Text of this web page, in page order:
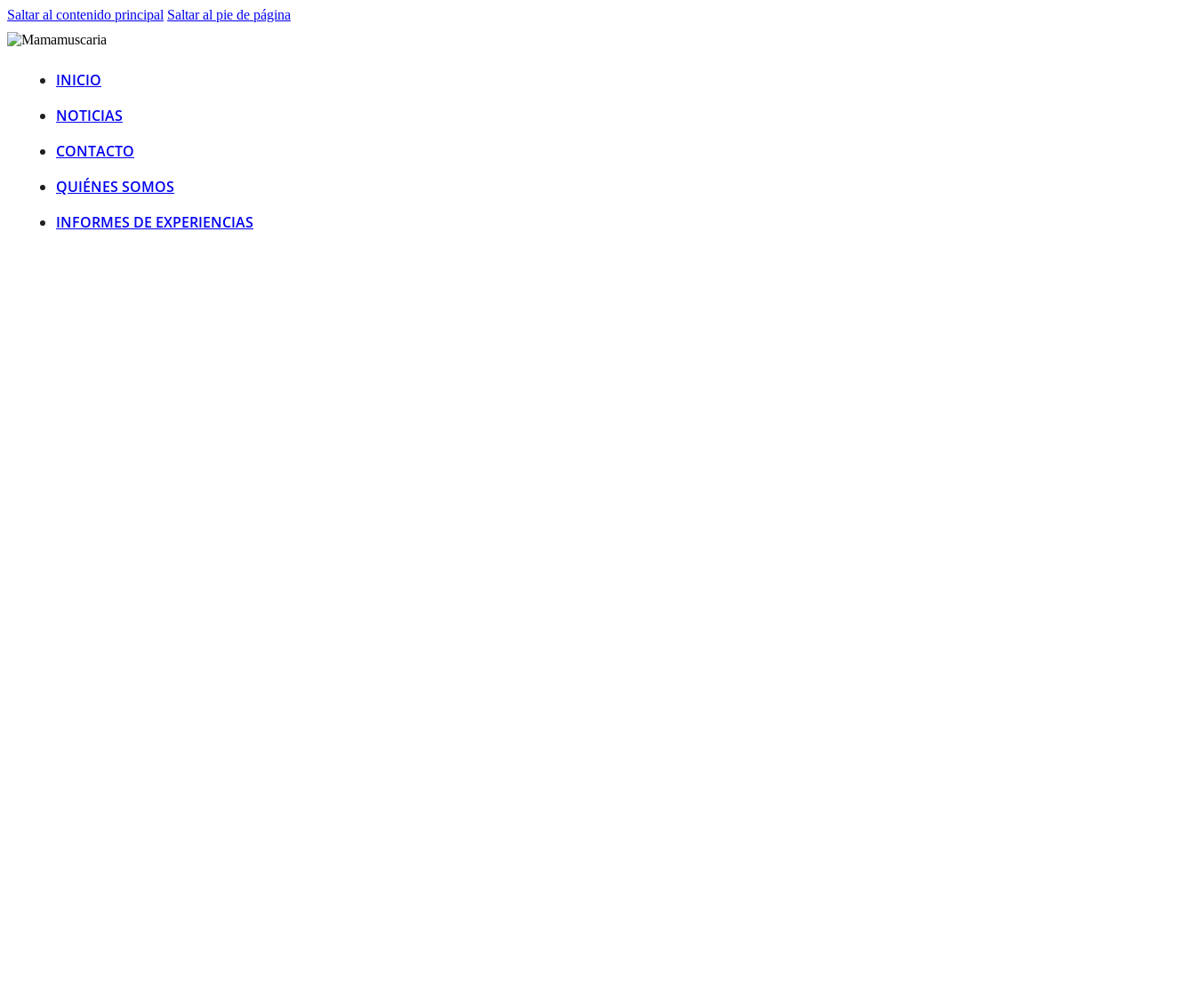
Saltar al contenido principal Saltar al pie de página
INICIO
NOTICIAS
CONTACTO
QUIÉNES SOMOS
INFORMES DE EXPERIENCIAS